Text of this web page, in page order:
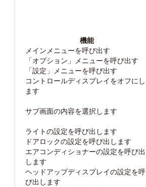
機能
メインメニューを呼び出す
「オプション」メニューを呼び出す
「設定」メニューを呼び出す
コントロールディスプレイをオフにし
ます
サブ画面の内容を選択します
ライトの設定を呼び出します
ドアロックの設定を呼び出します
エアコンディショナーの設定を呼び出
します
ヘッドアップディスプレイの設定を呼
び出します